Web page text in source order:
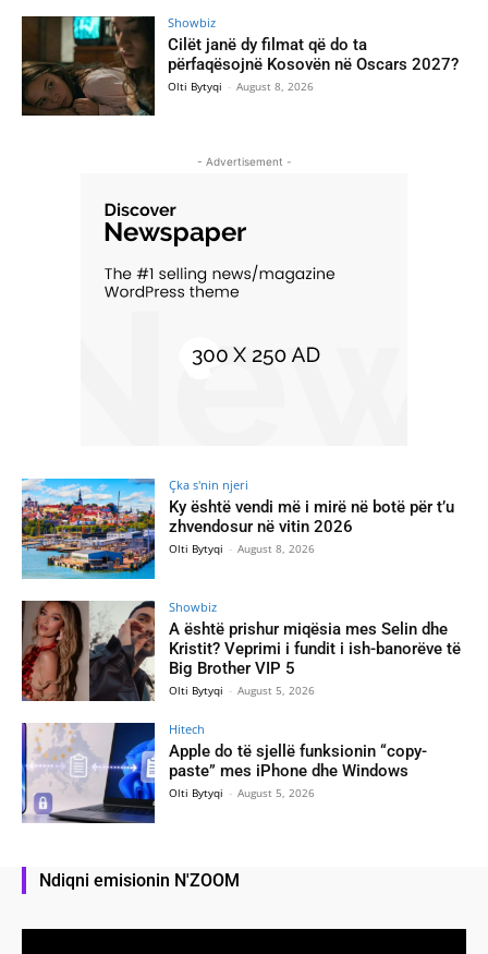
Showbiz
Cilët janë dy filmat që do ta
përfaqësojnë Kosovën në Oscars 2027?
Olti Bytyqi - August 8, 2026
- Advertisement -
Çka s'nin njeri
Ky është vendi më i mirë në botë për t’u
zhvendosur në vitin 2026
Olti Bytyqi - August 8, 2026
Showbiz
A është prishur miqësia mes Selin dhe
Kristit? Veprimi i fundit i ish-banorëve të
Big Brother VIP 5
Olti Bytyqi - August 5, 2026
Hitech
Apple do të sjellë funksionin “copy-
paste” mes iPhone dhe Windows
Olti Bytyqi - August 5, 2026
Ndiqni emisionin N'ZOOM